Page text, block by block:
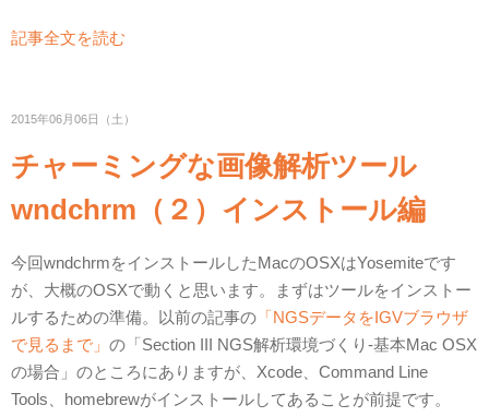
記事全文を読む
2015年06月06日（土）
チャーミングな画像解析ツール
wndchrm（２）インストール編
今回wndchrmをインストールしたMacのOSXはYosemiteです
が、大概のOSXで動くと思います。まずはツールをインストー
ルするための準備。以前の記事の 「NGSデータをIGVブラウザ
で見るまで」 の「Section III NGS解析環境づくり-基本Mac OSX
の場合」のところにありますが、Xcode、Command Line
Tools、homebrewがインストールしてあることが前提です。